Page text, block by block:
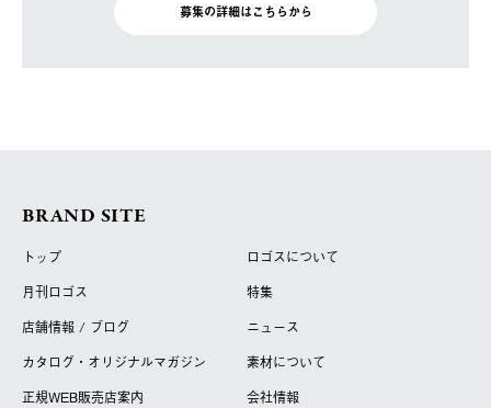
募集の詳細はこちらから
BRAND SITE
トップ
ロゴスについて
月刊ロゴス
特集
店舗情報 / ブログ
ニュース
カタログ・オリジナルマガジン
素材について
正規WEB販売店案内
会社情報